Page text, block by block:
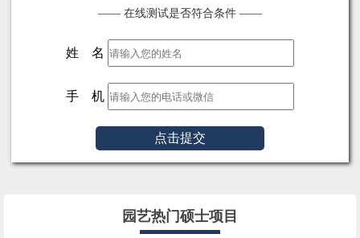
—— 在线测试是否符合条件 ——
姓 名
手 机
点击提交
园艺热门硕士项目